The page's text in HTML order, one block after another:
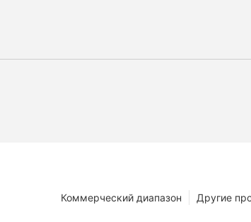
Другие
Коммерческий диапазон